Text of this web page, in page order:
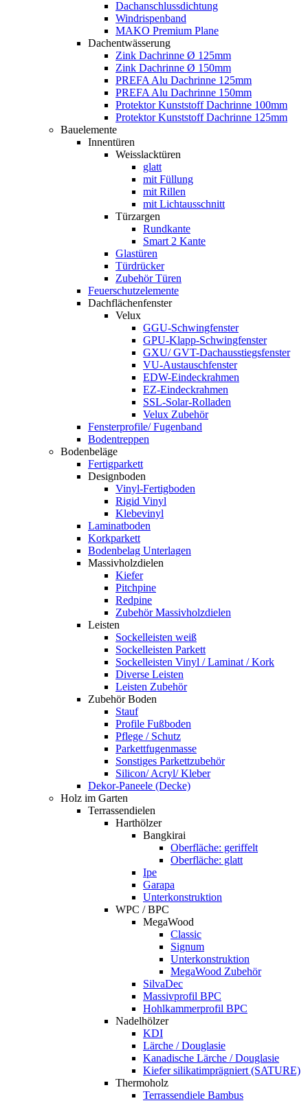
Dachanschlussdichtung
Windrispenband
MAKO Premium Plane
Dachentwässerung
Zink Dachrinne Ø 125mm
Zink Dachrinne Ø 150mm
PREFA Alu Dachrinne 125mm
PREFA Alu Dachrinne 150mm
Protektor Kunststoff Dachrinne 100mm
Protektor Kunststoff Dachrinne 125mm
Bauelemente
Innentüren
Weisslacktüren
glatt
mit Füllung
mit Rillen
mit Lichtausschnitt
Türzargen
Rundkante
Smart 2 Kante
Glastüren
Türdrücker
Zubehör Türen
Feuerschutzelemente
Dachflächenfenster
Velux
GGU-Schwingfenster
GPU-Klapp-Schwingfenster
GXU/ GVT-Dachausstiegsfenster
VU-Austauschfenster
EDW-Eindeckrahmen
EZ-Eindeckrahmen
SSL-Solar-Rolladen
Velux Zubehör
Fensterprofile/ Fugenband
Bodentreppen
Bodenbeläge
Fertigparkett
Designboden
Vinyl-Fertigboden
Rigid Vinyl
Klebevinyl
Laminatboden
Korkparkett
Bodenbelag Unterlagen
Massivholzdielen
Kiefer
Pitchpine
Redpine
Zubehör Massivholzdielen
Leisten
Sockelleisten weiß
Sockelleisten Parkett
Sockelleisten Vinyl / Laminat / Kork
Diverse Leisten
Leisten Zubehör
Zubehör Boden
Stauf
Profile Fußboden
Pflege / Schutz
Parkettfugenmasse
Sonstiges Parkettzubehör
Silicon/ Acryl/ Kleber
Dekor-Paneele (Decke)
Holz im Garten
Terrassendielen
Harthölzer
Bangkirai
Oberfläche: geriffelt
Oberfläche: glatt
Ipe
Garapa
Unterkonstruktion
WPC / BPC
MegaWood
Classic
Signum
Unterkonstruktion
MegaWood Zubehör
SilvaDec
Massivprofil BPC
Hohlkammerprofil BPC
Nadelhölzer
KDI
Lärche / Douglasie
Kanadische Lärche / Douglasie
Kiefer silikatimprägniert (SATURE)
Thermoholz
Terrassendiele Bambus